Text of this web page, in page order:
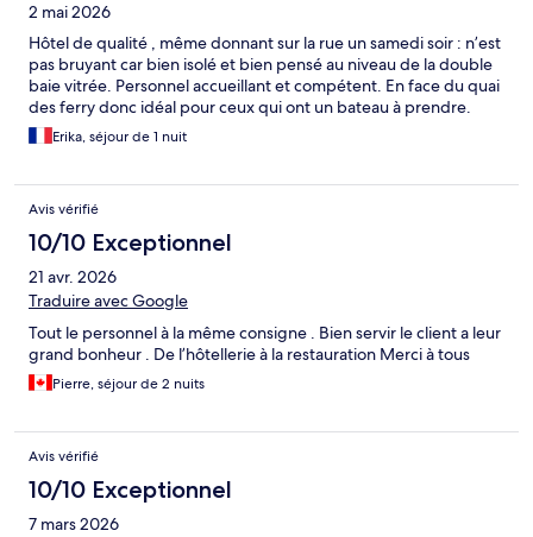
2 mai 2026
Hôtel de qualité , même donnant sur la rue un samedi soir : n’est
pas bruyant car bien isolé et bien pensé au niveau de la double
baie vitrée. Personnel accueillant et compétent. En face du quai
des ferry donc idéal pour ceux qui ont un bateau à prendre.
Erika, séjour de 1 nuit
Avis vérifié
10/10 Exceptionnel
21 avr. 2026
Traduire avec Google
Tout le personnel à la même consigne . Bien servir le client a leur
grand bonheur . De l’hôtellerie à la restauration Merci à tous
Pierre, séjour de 2 nuits
Avis vérifié
10/10 Exceptionnel
7 mars 2026